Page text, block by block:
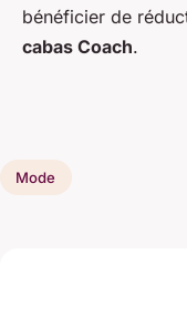
bénéficier de
cabas Coach.
Mode